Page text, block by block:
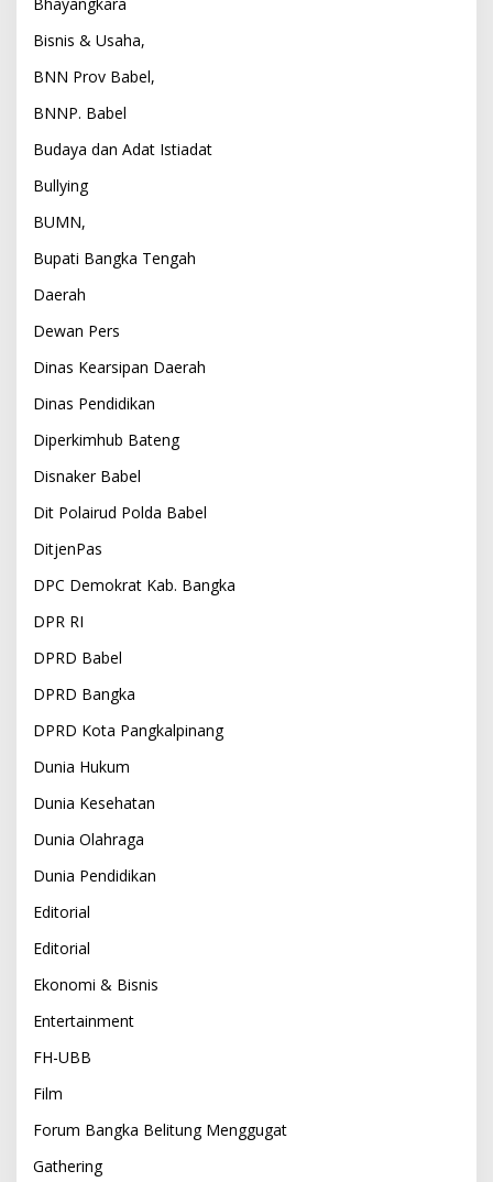
Bisnis & Usaha,
BNN Prov Babel,
BNNP. Babel
Budaya dan Adat Istiadat
Bullying
BUMN,
Bupati Bangka Tengah
Daerah
Dewan Pers
Dinas Kearsipan Daerah
Dinas Pendidikan
Diperkimhub Bateng
Disnaker Babel
Dit Polairud Polda Babel
DitjenPas
DPC Demokrat Kab. Bangka
DPR RI
DPRD Babel
DPRD Bangka
DPRD Kota Pangkalpinang
Dunia Hukum
Dunia Kesehatan
Dunia Olahraga
Dunia Pendidikan
Editorial
Editorial
Ekonomi & Bisnis
Entertainment
FH-UBB
Film
Forum Bangka Belitung Menggugat
Gathering